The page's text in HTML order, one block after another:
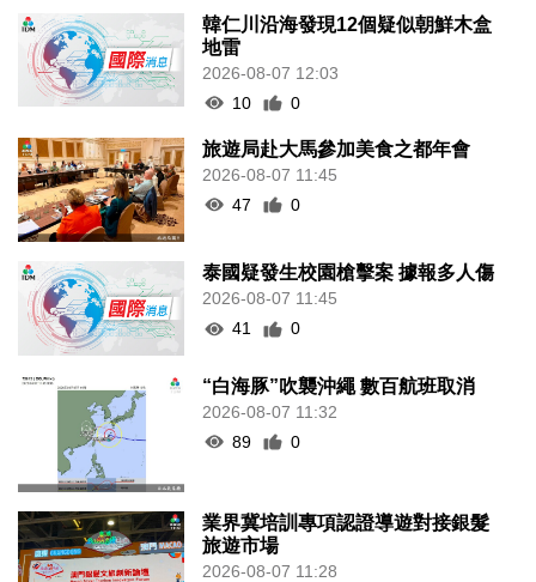
韓仁川沿海發現12個疑似朝鮮木盒
地雷
2026-08-07 12:03
10
0
旅遊局赴大馬參加美食之都年會
2026-08-07 11:45
47
0
泰國疑發生校園槍擊案 據報多人傷
2026-08-07 11:45
41
0
“白海豚”吹襲沖繩 數百航班取消
2026-08-07 11:32
89
0
業界冀培訓專項認證導遊對接銀髮
旅遊市場
2026-08-07 11:28